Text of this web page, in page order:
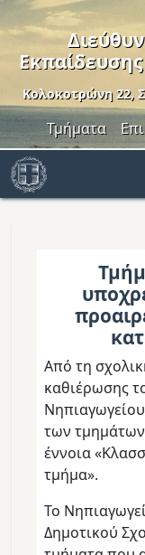
Παράκαμψη προς το
Κολοκοτρώνη 22,
Τμήματα
Από τη
καθιέρωσης
των
έννοια
τμήμα».
Το
Δημοτικού